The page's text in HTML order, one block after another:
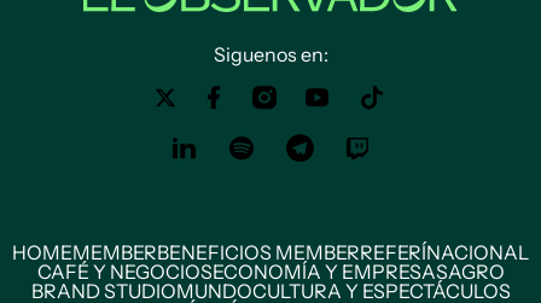
Siguenos en:
HOMEMEMBERBENEFICIOS MEMBERREFERÍNACIONAL
CAFÉ Y NEGOCIOSECONOMÍA Y EMPRESASAGRO
BRAND STUDIOMUNDOCULTURA Y ESPECTÁCULOS